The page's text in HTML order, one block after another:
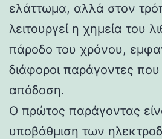
ελάττωμα, αλλά στον
λειτουργεί η χημεία του
πάροδο του χρόνου,
διάφοροι παράγοντες
απόδοση.
Ο πρώτος παράγοντας
υποβάθμιση των